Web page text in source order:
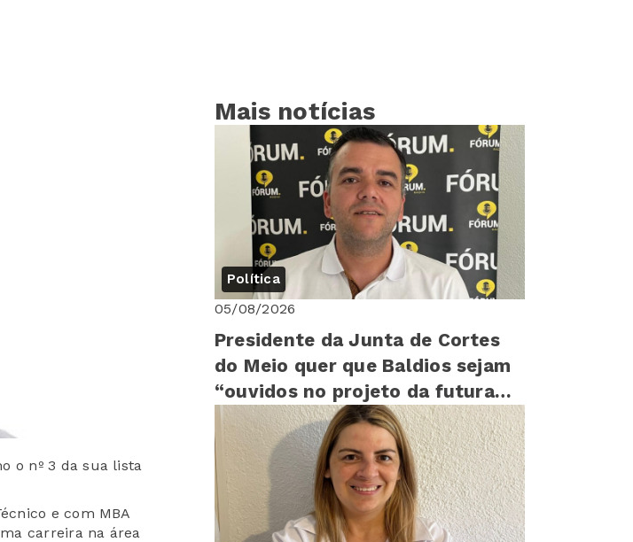
o nº 3 da sua lista
e com MBA
carreira na área
Mais notícias
Política
05/08/2026
Presidente da Junta de Cortes
do Meio quer que Baldios sejam
“ouvidos no projeto da futura
Barragem”